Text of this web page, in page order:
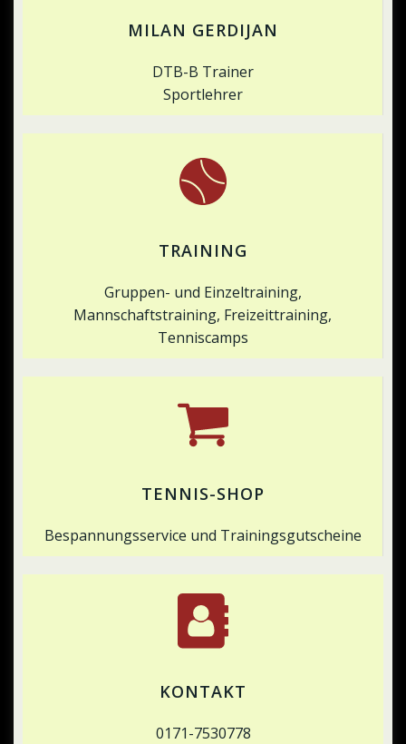
MILAN GERDIJAN
DTB-B Trainer
Sportlehrer
TRAINING
Gruppen- und Einzeltraining,
Mannschaftstraining, Freizeittraining,
Tenniscamps
TENNIS-SHOP
Bespannungsservice und Trainingsgutscheine
KONTAKT
0171-7530778